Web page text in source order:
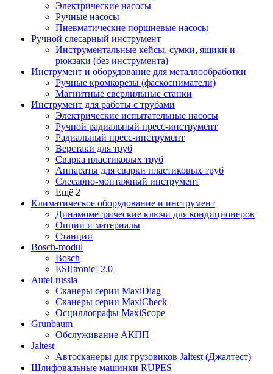
Электрические насосы
Ручные насосы
Пневматические поршневые насосы
Ручной слесарный инструмент
Инструментальные кейсы, сумки, ящики и
рюкзаки (без инструмента)
Инструмент и оборудование для металлообработки
Ручные кромкорезы (фаскосниматели)
Магнитные сверлильные станки
Инструмент для работы с трубами
Электрические испытательные насосы
Ручной радиальный пресс-инструмент
Радиальный пресс-инструмент
Верстаки для труб
Сварка пластиковых труб
Аппараты для сварки пластиковых труб
Слесарно-монтажный инструмент
Ещё 2
Климатическое оборудование и инструмент
Динамометрические ключи для кондиционеров
Опции и материалы
Станции
Bosch-modul
Bosch
ESI[tronic] 2.0
Autel-russia
Сканеры серии MaxiDiag
Сканеры серии MaxiCheck
Осциллографы MaxiScope
Grunbaum
Обслуживание АКПП
Jaltest
Автосканеры для грузовиков Jaltest (Джалтест)
Шлифовальные машинки RUPES